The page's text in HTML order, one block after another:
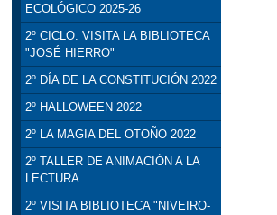
ECOLÓGICO 2025-26
2º CICLO. VISITA LA BIBLIOTECA
"JOSÉ HIERRO"
2º DÍA DE LA CONSTITUCIÓN 2022
2º HALLOWEEN 2022
2º LA MAGIA DEL OTOÑO 2022
2º TALLER DE ANIMACIÓN A LA
LECTURA
2º VISITA BIBLIOTECA "NIVEIRO-